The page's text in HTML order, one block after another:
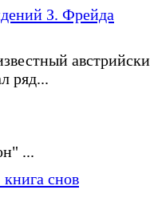
З. Фрейда
ряд...
...
снов